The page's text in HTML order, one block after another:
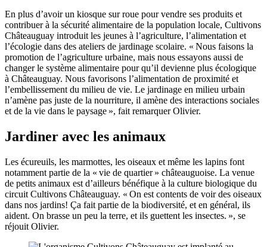
En plus d’avoir un kiosque sur roue pour vendre ses produits et
contribuer à la sécurité alimentaire de la population locale, Cultivons
Châteauguay introduit les jeunes à l’agriculture, l’alimentation et
l’écologie dans des ateliers de jardinage scolaire. « Nous faisons la
promotion de l’agriculture urbaine, mais nous essayons aussi de
changer le système alimentaire pour qu’il devienne plus écologique
à Châteauguay. Nous favorisons l’alimentation de proximité et
l’embellissement du milieu de vie. Le jardinage en milieu urbain
n’amène pas juste de la nourriture, il amène des interactions sociales
et de la vie dans le paysage », fait remarquer Olivier.
Jardiner avec les animaux
Les écureuils, les marmottes, les oiseaux et même les lapins font
notamment partie de la « vie de quartier » châteauguoise. La venue
de petits animaux est d’ailleurs bénéfique à la culture biologique du
circuit Cultivons Châteauguay. « On est contents de voir des oiseaux
dans nos jardins! Ça fait partie de la biodiversité, et en général, ils
aident. On brasse un peu la terre, et ils guettent les insectes. », se
réjouit Olivier.